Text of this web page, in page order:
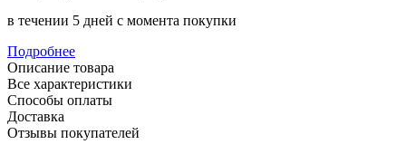
в течении 5 дней с момента покупки
Подробнее
Описание товара
Все характеристики
Способы оплаты
Доставка
Отзывы покупателей